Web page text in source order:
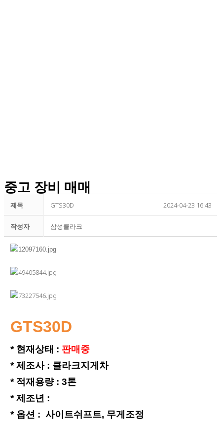
중고 장비 매매
제목 GTS30D 2024-04-23 16:43
작성자 삼성클라크
GTS30D
* 현재상태 : 판매중
* 제조사 : 클라크지게차
* 적재용량 : 3톤
*제조년 :
* 옵션 : 사이트쉬프트, 무게조정